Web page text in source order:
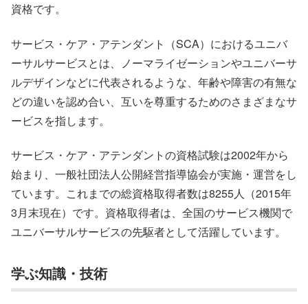
資格です。
サービス・ケア・アテンダント（SCA）におけるユニバ
ーサルサービスとは、ノーマライゼーションやユニバーサ
ルデザインなどに代表されるような、年齢や障害の有無な
どの違いを認め合い、互いを尊重するためのさまざまなサ
ービスを指します。
サービス・ケア・アテンダントの資格試験は2002年から
始まり、一般社団法人公開経営指導協会が実施・運営をし
ています。これまでの総資格取得者数は8255人（2015年
3月末現在）です。資格取得者は、全国のサービス機関で
ユニバーサルサービスの先駆者として活躍しています。
学ぶ知識・技術